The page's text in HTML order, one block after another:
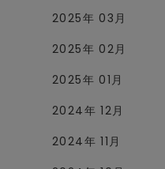
2025年 03月
2025年 02月
2025年 01月
2024年 12月
2024年 11月